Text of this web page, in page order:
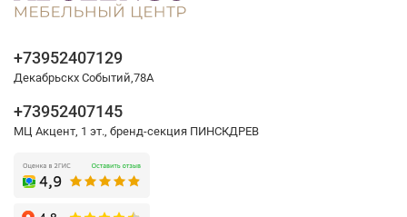
+73952407129
Декабрьскх Событий,78А
+73952407145
МЦ Акцент, 1 эт., бренд-секция ПИНСКДРЕВ